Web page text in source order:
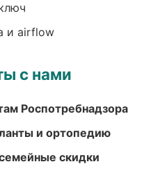
и airflow
с нами
Роспотребнадзора
и ортопедию
скидки